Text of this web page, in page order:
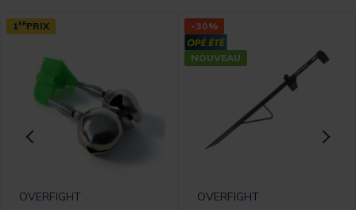
1ERPRIX
OVERFIGHT
-30%
NOUVEAU
OVERFIGHT